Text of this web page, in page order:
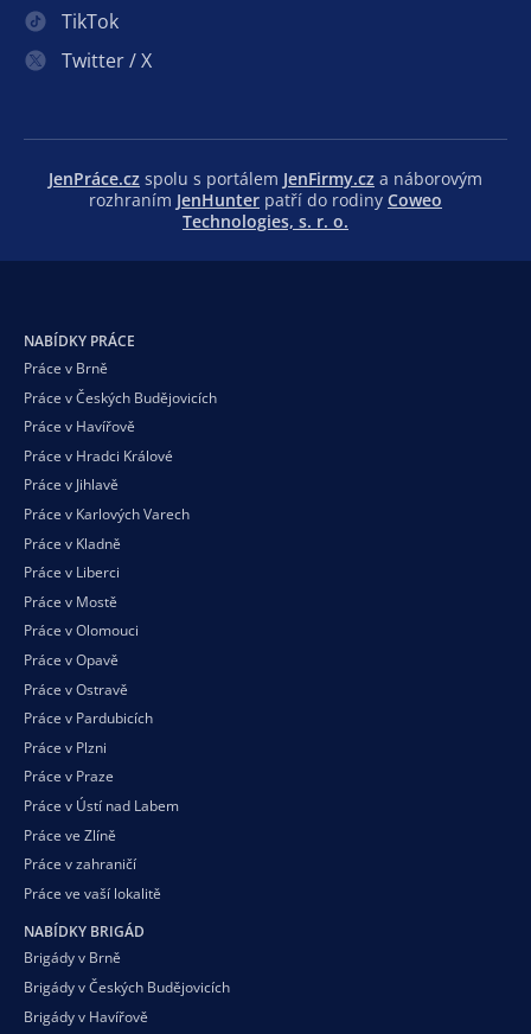
TikTok
Twitter / X
JenPráce.cz spolu s portálem JenFirmy.cz a náborovým
rozhraním JenHunter patří do rodiny Coweo
Technologies, s. r. o.
NABÍDKY PRÁCE
Práce v Brně
Práce v Českých Budějovicích
Práce v Havířově
Práce v Hradci Králové
Práce v Jihlavě
Práce v Karlových Varech
Práce v Kladně
Práce v Liberci
Práce v Mostě
Práce v Olomouci
Práce v Opavě
Práce v Ostravě
Práce v Pardubicích
Práce v Plzni
Práce v Praze
Práce v Ústí nad Labem
Práce ve Zlíně
Práce v zahraničí
Práce ve vaší lokalitě
NABÍDKY BRIGÁD
Brigády v Brně
Brigády v Českých Budějovicích
Brigády v Havířově